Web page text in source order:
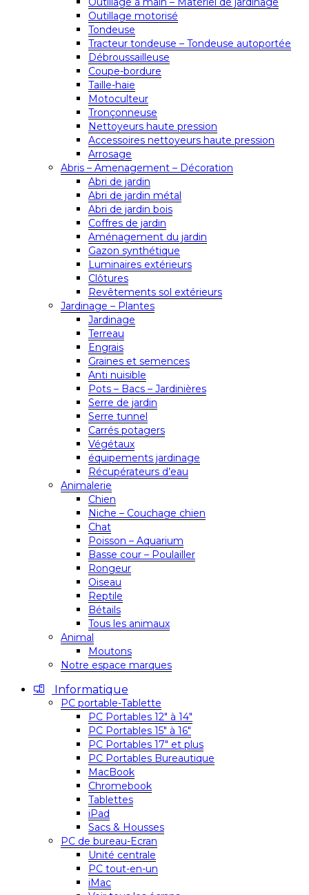
Outillage motorisé
Tondeuse
Tracteur tondeuse – Tondeuse autoportée
Débroussailleuse
Coupe-bordure
Taille-haie
Motoculteur
Tronçonneuse
Nettoyeurs haute pression
Accessoires nettoyeurs haute pression
Arrosage
Abris – Amenagement – Décoration
Abri de jardin
Abri de jardin métal
Abri de jardin bois
Coffres de jardin
Aménagement du jardin
Gazon synthétique
Luminaires extérieurs
Clôtures
Revêtements sol extérieurs
Jardinage – Plantes
Jardinage
Terreau
Engrais
Graines et semences
Anti nuisible
Pots – Bacs – Jardinières
Serre de jardin
Serre tunnel
Carrés potagers
Végétaux
équipements jardinage
Récupérateurs d’eau
Animalerie
Chien
Niche – Couchage chien
Chat
Poisson – Aquarium
Basse cour – Poulailler
Rongeur
Oiseau
Reptile
Bétails
Tous les animaux
Animal
Moutons
Notre espace marques
Informatique
PC portable-Tablette
PC Portables 12″ à 14″
PC Portables 15″ à 16″
PC Portables 17″ et plus
PC Portables Bureautique
MacBook
Chromebook
Tablettes
iPad
Sacs & Housses
PC de bureau-Ecran
Unité centrale
PC tout-en-un
iMac